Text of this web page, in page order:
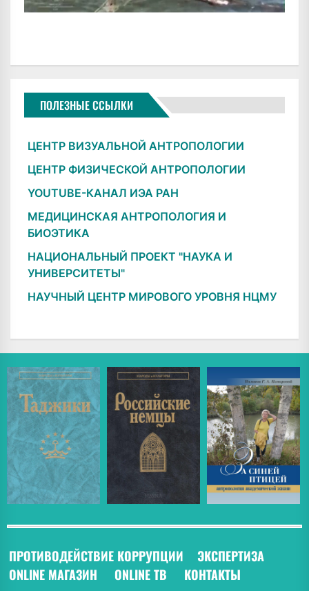
ПОЛЕЗНЫЕ ССЫЛКИ
ЦЕНТР ВИЗУАЛЬНОЙ АНТРОПОЛОГИИ
ЦЕНТР ФИЗИЧЕСКОЙ АНТРОПОЛОГИИ
YOUTUBE-КАНАЛ ИЭА РАН
МЕДИЦИНСКАЯ АНТРОПОЛОГИЯ И
БИОЭТИКА
НАЦИОНАЛЬНЫЙ ПРОЕКТ "НАУКА И
УНИВЕРСИТЕТЫ"
НАУЧНЫЙ ЦЕНТР МИРОВОГО УРОВНЯ НЦМУ
ПРОТИВОДЕЙСТВИЕ КОРРУПЦИИ ЭКСПЕРТИЗА
ONLINE МАГАЗИН
ONLINE ТВ КОНТАКТЫ